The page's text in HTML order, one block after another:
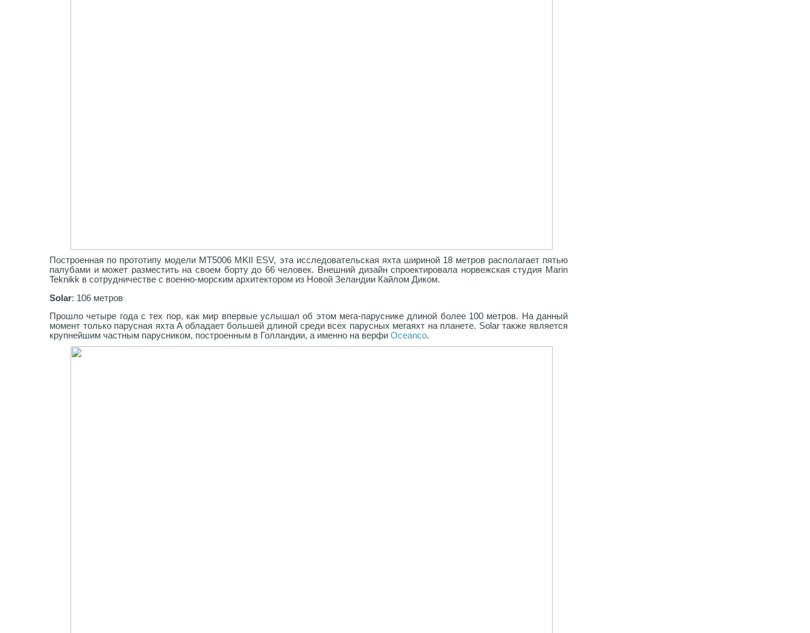
Построенная по прототипу модели MT5006 MKII ESV, эта исследовательская яхта шириной 18 метров располагает пятью
палубами и может разместить на своем борту до 66 человек. Внешний дизайн спроектировала норвежская студия Marin
Teknikk в сотрудничестве с военно-морским архитектором из Новой Зеландии Кайлом Диком.
Solar: 106 метров
Прошло четыре года с тех пор, как мир впервые услышал об этом мега-паруснике длиной более 100 метров. На данный
момент только парусная яхта A обладает большей длиной среди всех парусных мегаяхт на планете. Solar также является
крупнейшим частным парусником, построенным в Голландии, а именно на верфи Oceanco.